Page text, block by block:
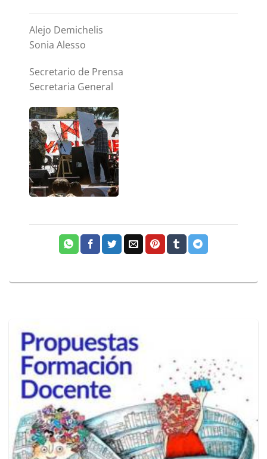
Alejo Demichelis
Sonia Alesso
Secretario de Prensa
Secretaria General